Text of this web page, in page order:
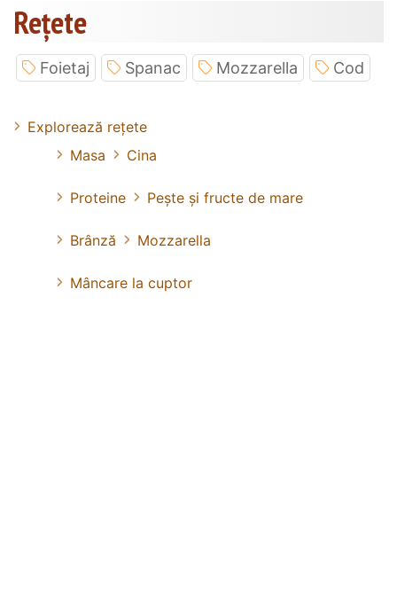
Rețete
Foietaj Spanac Mozzarella Cod
Explorează rețete
Masa
Cina
Proteine Pește și fructe de mare
Brânză Mozzarella
Mâncare la cuptor